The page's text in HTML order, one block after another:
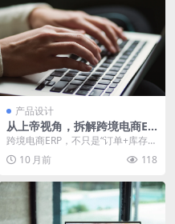
产品设计
从上帝视角，拆解跨境电商ER
P
跨境电商ERP，不只是“订单+库存”
的系统拼图，而是连接前台增长与
后台效率的中枢...
10 月前 118